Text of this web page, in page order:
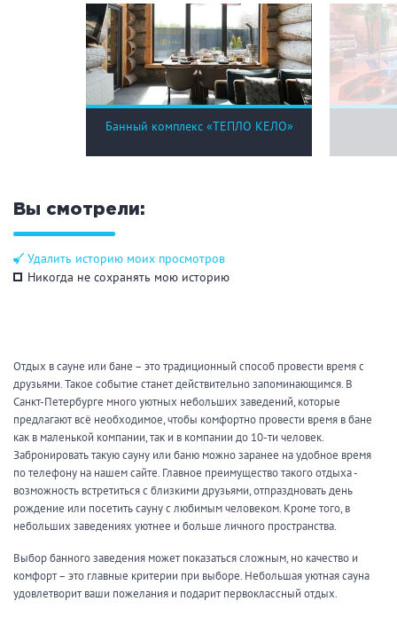
Банный комплекс «ТЕПЛО КЕЛО»
Вы смотрели:
Удалить историю моих просмотров
Никогда не сохранять мою историю
Отдых в сауне или бане – это традиционный способ провести время с
друзьями. Такое событие станет действительно запоминающимся. В
Санкт-Петербурге много уютных небольших заведений, которые
предлагают всё необходимое, чтобы комфортно провести время в бане
как в маленькой компании, так и в компании до 10-ти человек.
Забронировать такую сауну или баню можно заранее на удобное время
по телефону на нашем сайте. Главное преимущество такого отдыха -
возможность встретиться с близкими друзьями, отпраздновать день
рождение или посетить сауну с любимым человеком. Кроме того, в
небольших заведениях уютнее и больше личного пространства.
Выбор банного заведения может показаться сложным, но качество и
комфорт – это главные критерии при выборе. Небольшая уютная сауна
удовлетворит ваши пожелания и подарит первоклассный отдых.